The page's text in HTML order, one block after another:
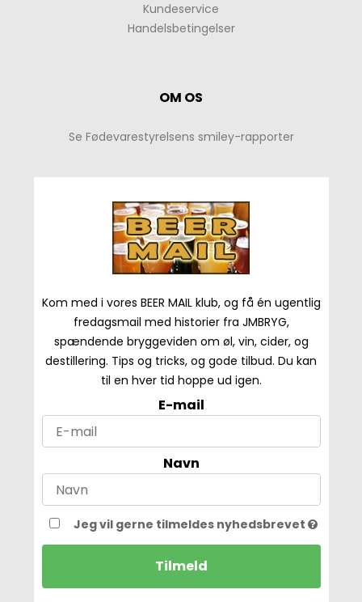
Kundeservice
Handelsbetingelser
OM OS
Se Fødevarestyrelsens smiley-rapporter
Kom med i vores BEER MAIL klub, og få én ugentlig
fredagsmail med historier fra JMBRYG,
spændende bryggeviden om øl, vin, cider, og
destillering. Tips og tricks, og gode tilbud. Du kan
til en hver tid hoppe ud igen.
E-mail
Navn
Jeg vil gerne tilmeldes nyhedsbrevet
Tilmeld